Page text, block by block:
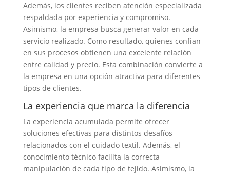
Además, los clientes reciben atención especializada
respaldada por experiencia y compromiso.
Asimismo, la empresa busca generar valor en cada
servicio realizado. Como resultado, quienes confían
en sus procesos obtienen una excelente relación
entre calidad y precio. Esta combinación convierte a
la empresa en una opción atractiva para diferentes
tipos de clientes.
La experiencia que marca la diferencia
La experiencia acumulada permite ofrecer
soluciones efectivas para distintos desafíos
relacionados con el cuidado textil. Además, el
conocimiento técnico facilita la correcta
manipulación de cada tipo de tejido. Asimismo, la